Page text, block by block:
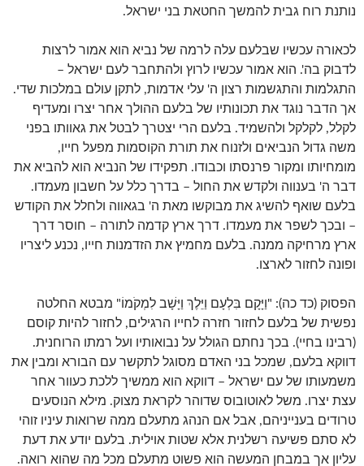
נותנת רוח גבית להמשך החטאת בני ישראל.
לכאורה עכשיו שבלעם עלה לרמה של נביא הוא אמור לרצות
לדבוק בה'. הוא אמור עכשיו לרוץ ולהתחבר לעם ישראל –
התגלמות והתגשמות רצון ה' עלי אדמות, לתקן עולם במלכות שדי.
אך הדבר נוגד את תכונותיו של בלעם ההולך אחר יצרו ומעדיף
לקלל, לקלקל ולהשמיד. בלעם הרי יצטרך לבטל את גאוותו בפני
משה גדול הנביאים ולזנוח את תורת הקוסמות מפעל חייו,
מומחיותו ומקור פרנסתו וכבודו. תפקידו של הנביא הוא להביא את
דבר ה' בענווה ולקדש את החול – בדרך כלל על חשבון מעמדו.
בלעם שואף להשיג את מבוקשו מאת ה' בגאווה ולחלל את הקודש
– ובכך לשפר את מעמדו. דרך ארץ קדמה לתורה – חוסר דרך
ארץ מרחיקה ממנה. בלעם מחמיץ את הזדמנות חייו, נכנע ליצריו
ופונה לחזור לארצו.
הפסוק (כד כה): "וַיָּקָם בִּלְעָם וַיֵּלֶךְ וַיָּשָׁב לִמְקֹמוֹ" מבטא החלטה
נפשית של בלעם לחזור חזרה לחייו הרגילים, לחזור להיות קוסם
(רבינו בחיי). בכך נחתם הגולל על נבואותיו ועל רמתו הרוחנית.
דווקא בלעם, שמכל בני האדם מסוגל לתקשר עם הבורא ומבין את
משמעותו של עם ישראל – דווקא הוא ממשיך ללכת כעוור אחר
עצת יצרו. משל לאוטובוס שדוהר לקראת מצוק. מילא הנוסעים
טרודים בענייניהם, אבל אם הנהג מתעלם ממה שרואות עיניו זוהי
לא סתם פשיעה רשלנית אלא שטות אוילית. בלעם יודע את דעת
עליון אך במבחן המעשה הוא פשוט מתעלם מכל מה שהוא רואה.